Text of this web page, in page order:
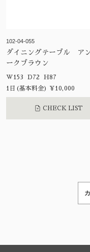
102-04-055
ダイニングテーブル ア
ークブラウン
W153 D72 H87
1日(基本料金) ¥10,000
CHECK LIST